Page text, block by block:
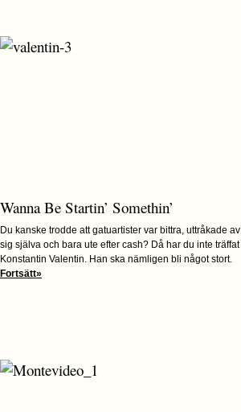
Wanna Be Startin’ Somethin’
Du kanske trodde att gatuartister var bittra, uttråkade av
sig själva och bara ute efter cash? Då har du inte träffat
Konstantin Valentin. Han ska nämligen bli något stort.
Fortsätt»